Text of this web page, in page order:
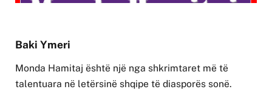
Baki Ymeri
Monda Hamitaj është një nga shkrimtaret më të
talentuara në letërsinë shqipe të diasporës sonë.